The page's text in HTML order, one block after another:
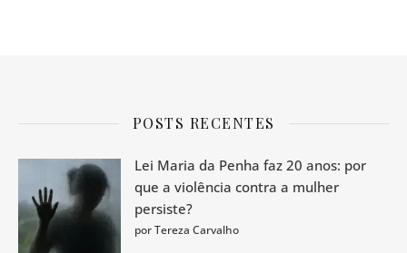
POSTS RECENTES
Lei Maria da Penha faz 20 anos: por
que a violência contra a mulher
persiste?
por Tereza Carvalho